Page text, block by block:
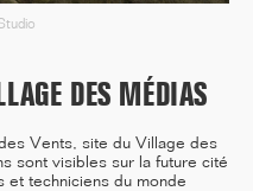
BENDOR
26
DE GROS ŒUVRE PORTE DE
DES MÉDIAS
Vents, site du Village des
sont visibles sur la future cité
et techniciens du monde